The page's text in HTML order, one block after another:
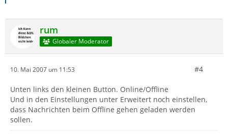
rum
Globaler Moderator
10. Mai 2007 um 11:53 #4
Unten links den kleinen Button. Online/Offline
Und in den Einstellungen unter Erweitert noch einstellen,
dass Nachrichten beim Offline gehen geladen werden
sollen.